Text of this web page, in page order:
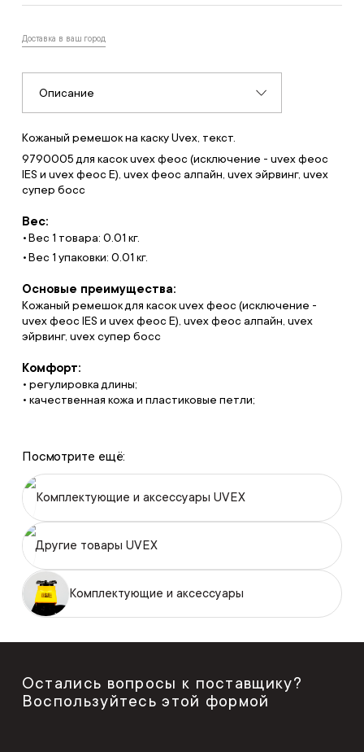
Доставка в ваш город
Описание
Кожаный ремешок на каску Uvex, текст.
9790005 для касок uvex феос (исключение - uvex феос
IES и uvex феос Е), uvex феос алпайн, uvex эйрвинг, uvex
супер босс
Вес:
Вес 1 товара: 0.01 кг.
Вес 1 упаковки: 0.01 кг.
Основые преимущества:
Кожаный ремешок для касок uvex феос (исключение -
uvex феос IES и uvex феос Е), uvex феос алпайн, uvex
эйрвинг, uvex супер босс
Комфорт:
• регулировка длины;
• качественная кожа и пластиковые петли;
Посмотрите ещё:
Комплектующие и аксессуары UVEX
Другие товары UVEX
Комплектующие и аксессуары
Остались вопросы к поставщику?
Воспользуйтесь этой формой